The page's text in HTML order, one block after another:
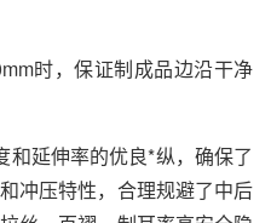
时，保证制成品边沿干净
和延伸率的优良*纵，确保了
冲压特性，合理规避了中后